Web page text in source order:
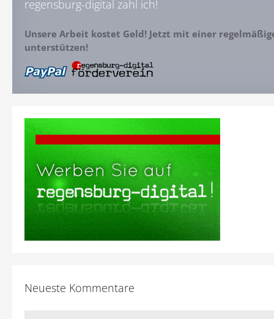
regensburg-digital zahl ich!
Unsere Arbeit kostet Geld! Jetzt mit einer
unterstützen!
Neueste Kommentare